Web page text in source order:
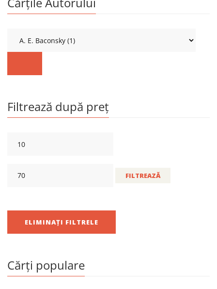
Filtrează după preț
FILTREAZĂ
ELIMINAȚI FILTRELE
Cărți populare